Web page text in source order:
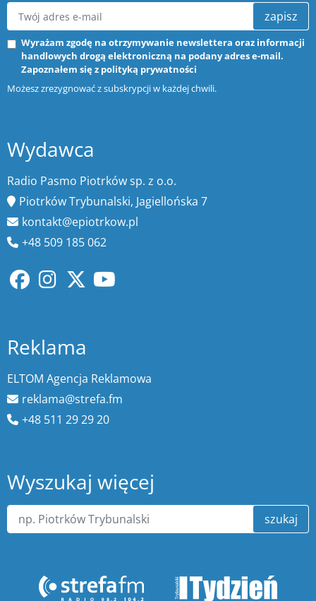
zapisz
Wyrażam zgodę na otrzymywanie newslettera oraz informacji
handlowych drogą elektroniczną na podany adres e-mail.
Zapoznałem się z polityką prywatności
Możesz zrezygnować z subskrypcji w każdej chwili.
Wydawca
Radio Pasmo Piotrków sp. z o.o.
Piotrków Trybunalski, Jagiellońska 7
kontakt@epiotrkow.pl
+48 509 185 062
Reklama
ELTOM Agencja Reklamowa
reklama@strefa.fm
+48 511 29 29 20
Wyszukaj więcej
szukaj